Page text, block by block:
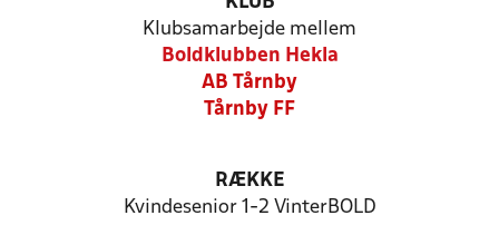
Klubsamarbejde mellem
Boldklubben Hekla
AB Tårnby
Tårnby FF
RÆKKE
Kvindesenior 1-2 VinterBOLD